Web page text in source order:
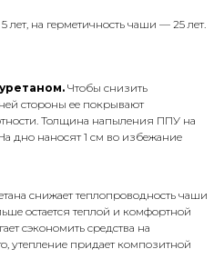
на герметичность чаши — 25 лет.
Чтобы снизить
стороны ее покрывают
Толщина напыления ППУ на
дно наносят 1 см во избежание
снижает теплопроводность чаши
остается теплой и комфортной
сэкономить средства на
утепление придает композитной